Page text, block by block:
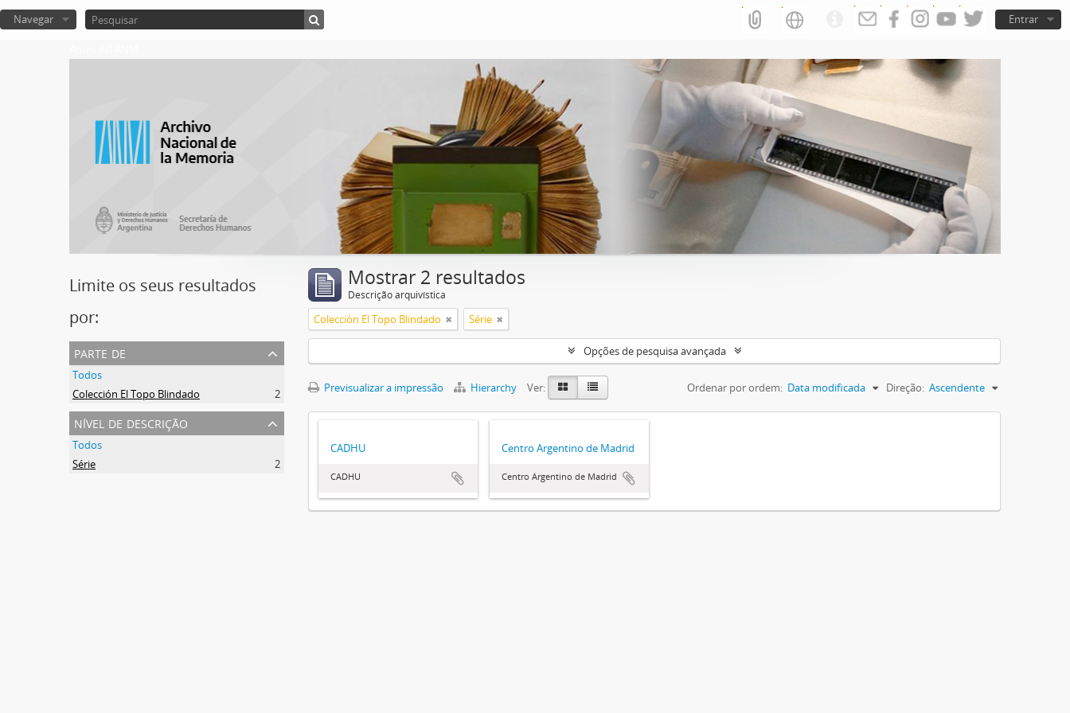
Entrar
Navegar
Limite os seus resultados
por:
parte de
Todos
Colección El Topo Blindado
2
nível de descrição
Todos
Série
2
Mostrar 2 resultados
Descrição arquivística
Colección El Topo Blindado Série
Opções de pesquisa avançada
Previsualizar a impressão Hierarchy Ver: Ordenar por ordem: Data modificada Direção: Ascendente
CADHU
CADHU
Centro Argentino de Madrid
Centro Argentino de Madrid